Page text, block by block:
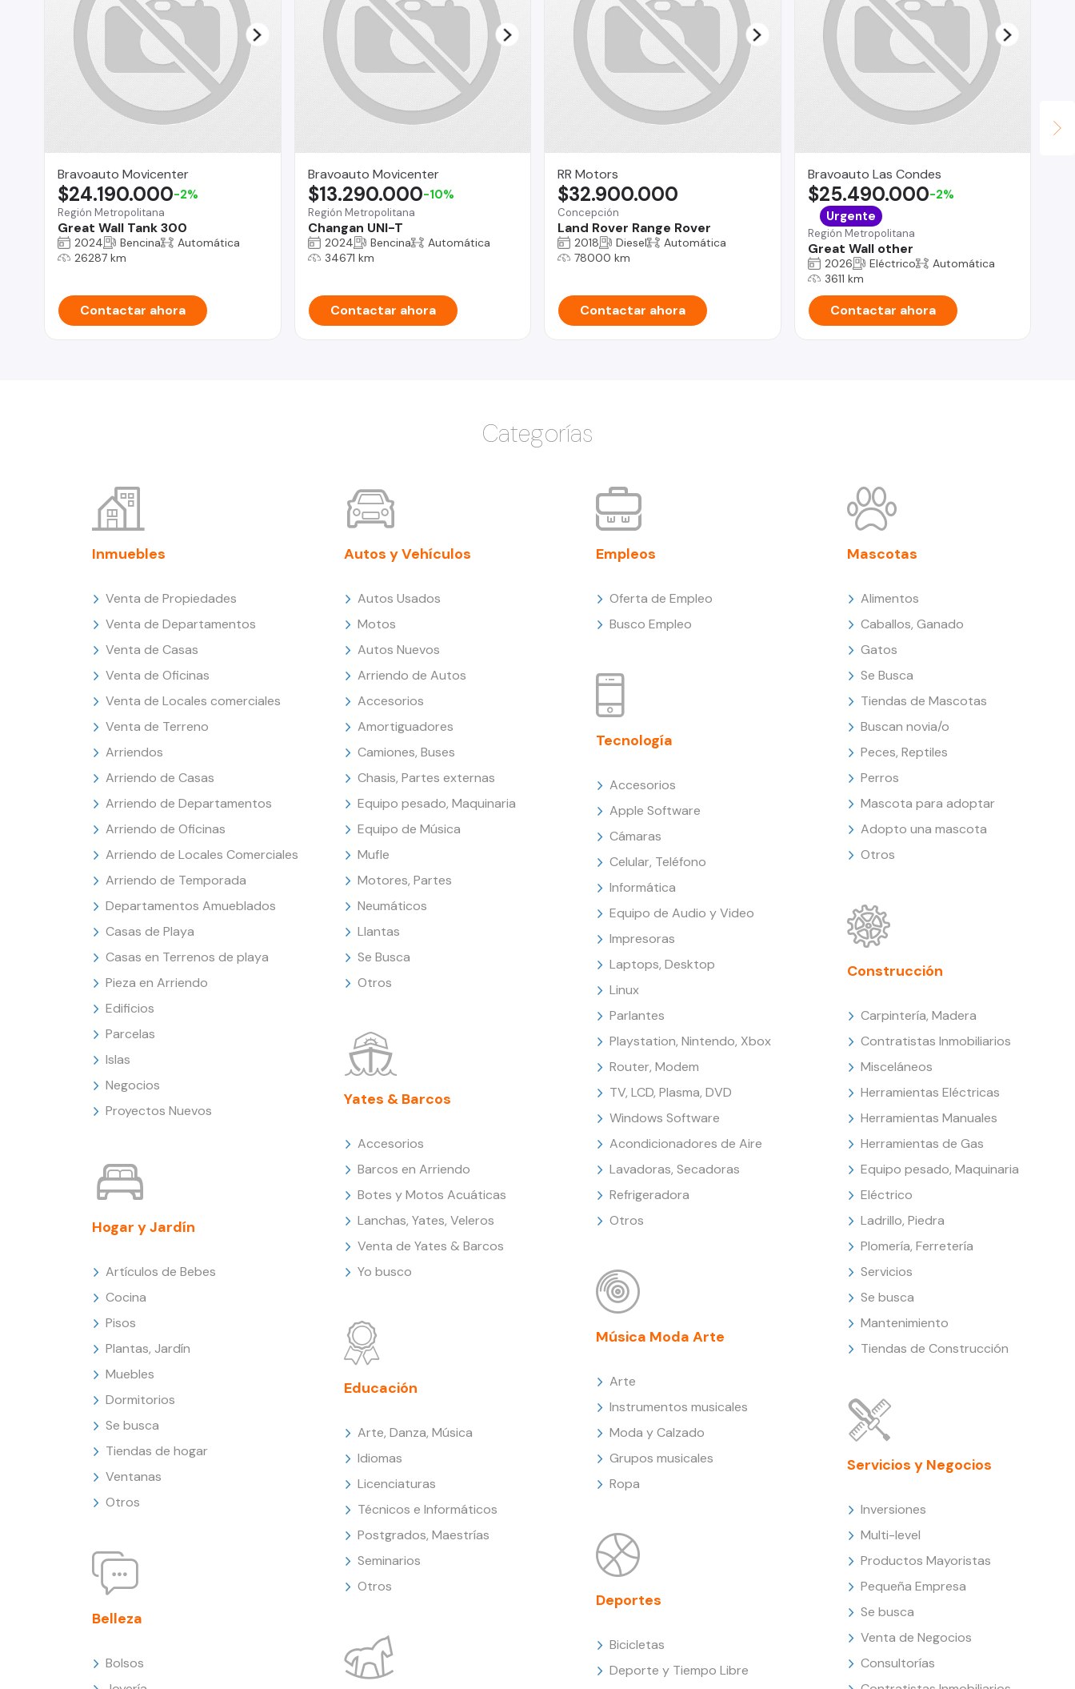
Bravoauto Movicenter
Región Metropolitana
Great Wall Tank 300
$24.190.000-2%
2024 Bencina
Automática
26287 km
Contactar ahora
Bravoauto Movicenter
Región Metropolitana
Changan UNI-T
$13.290.000-10%
2024 Bencina
Automática
34671 km
Contactar ahora
RR Motors
Concepción
Land Rover Range Rover
$32.900.000
2018 Diesel
Automática
78000 km
Contactar ahora
Bravoauto Las Condes
Región Metropolitana
Great Wall other
$25.490.000-2%
Urgente
2026 Eléctrico
Automática
3611 km
Contactar ahora
Categorías
Inmuebles
Venta de Propiedades
Venta de Departamentos
Venta de Casas
Venta de Oficinas
Venta de Locales comerciales
Venta de Terreno
Arriendos
Arriendo de Casas
Arriendo de Departamentos
Arriendo de Oficinas
Arriendo de Locales Comerciales
Arriendo de Temporada
Departamentos Amueblados
Casas de Playa
Casas en Terrenos de playa
Pieza en Arriendo
Edificios
Parcelas
Islas
Negocios
Proyectos Nuevos
Hogar y Jardín
Artículos de Bebes
Cocina
Pisos
Plantas, Jardín
Muebles
Dormitorios
Se busca
Tiendas de hogar
Ventanas
Otros
Belleza
Bolsos
Autos y Vehículos
Autos Usados
Motos
Autos Nuevos
Arriendo de Autos
Accesorios
Amortiguadores
Camiones, Buses
Chasis, Partes externas
Equipo pesado, Maquinaria
Equipo de Música
Mufle
Motores, Partes
Neumáticos
Llantas
Se Busca
Otros
Yates & Barcos
Accesorios
Barcos en Arriendo
Botes y Motos Acuáticas
Lanchas, Yates, Veleros
Venta de Yates & Barcos
Yo busco
Educación
Arte, Danza, Música
Idiomas
Licenciaturas
Técnicos e Informáticos
Postgrados, Maestrías
Seminarios
Otros
Empleos
Oferta de Empleo
Busco Empleo
Tecnología
Accesorios
Apple Software
Cámaras
Celular, Teléfono
Informática
Equipo de Audio y Video
Impresoras
Laptops, Desktop
Linux
Parlantes
Playstation, Nintendo, Xbox
Router, Modem
TV, LCD, Plasma, DVD
Windows Software
Acondicionadores de Aire
Lavadoras, Secadoras
Refrigeradora
Otros
Música Moda Arte
Arte
Instrumentos musicales
Moda y Calzado
Grupos musicales
Ropa
Deportes
Bicicletas
Deporte y Tiempo Libre
Mascotas
Alimentos
Caballos, Ganado
Gatos
Se Busca
Tiendas de Mascotas
Buscan novia/o
Peces, Reptiles
Perros
Mascota para adoptar
Adopto una mascota
Otros
Construcción
Carpintería, Madera
Contratistas Inmobiliarios
Misceláneos
Herramientas Eléctricas
Herramientas Manuales
Herramientas de Gas
Equipo pesado, Maquinaria
Eléctrico
Ladrillo, Piedra
Plomería, Ferretería
Servicios
Se busca
Mantenimiento
Tiendas de Construcción
Servicios y Negocios
Inversiones
Multi-level
Productos Mayoristas
Pequeña Empresa
Se busca
Venta de Negocios
Consultorías